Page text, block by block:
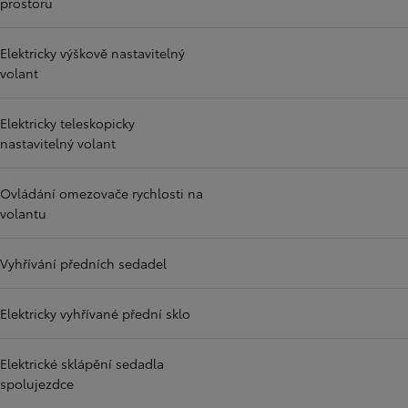
Elektricky výškově nastavitelný
volant
Elektricky teleskopicky
nastavitelný volant
Ovládání omezovače rychlosti na
volantu
Vyhřívání předních sedadel
Elektricky vyhřívané přední sklo
Elektrické sklápění sedadla
spolujezdce